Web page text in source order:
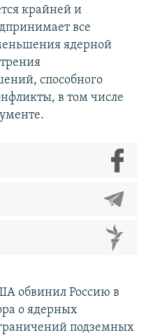
крайней и
все
ядерной
способного
в том числе
обвинил Россию в
о ядерных
подземных